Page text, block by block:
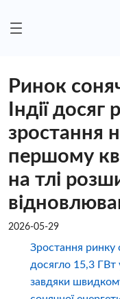
Ринок
Індії
зростання
першому
на тлі
2026-05-29
Зростання ринку
досягло 15,3 ГВт
завдяки